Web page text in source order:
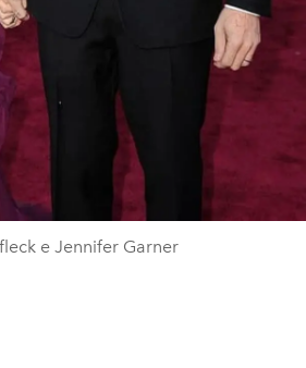
e Jennifer Garner